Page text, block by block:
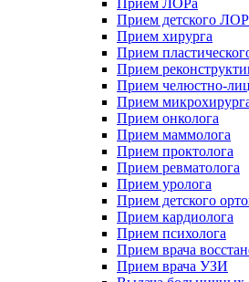
Прием ЛОРа
Прием детского
Прием хирурга
Прием
Прием
Прием челюстно-
Прием
Прием онколога
Прием маммолога
Прием проктолога
Прием ревматолога
Прием уролога
Прием детского
Прием кардиолога
Прием психолога
Прием врача
Прием врача УЗИ